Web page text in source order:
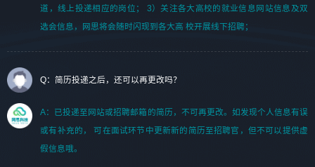
道，线上投递相应的岗位； 3）关注各大高校的就业信息网站信息及双
选会信息，网思将会随时闪现到各大高 校开展线下招聘；
Q：简历投递之后，还可以再更改吗？
A：已投递至网站或招聘邮箱的简历，不可再更改。如发现个人信息有误
或有补充的， 可在面试环节中更新新的简历至招聘官，但不可以提供虚
假信息哦。